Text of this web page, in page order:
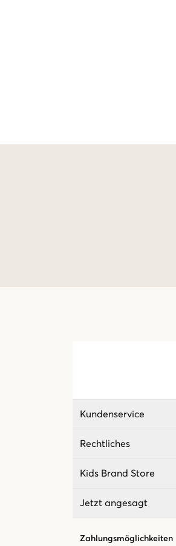
Kundenservice
Rechtliches
Kids Brand Store
Jetzt angesagt
Zahlungsmöglichkeiten